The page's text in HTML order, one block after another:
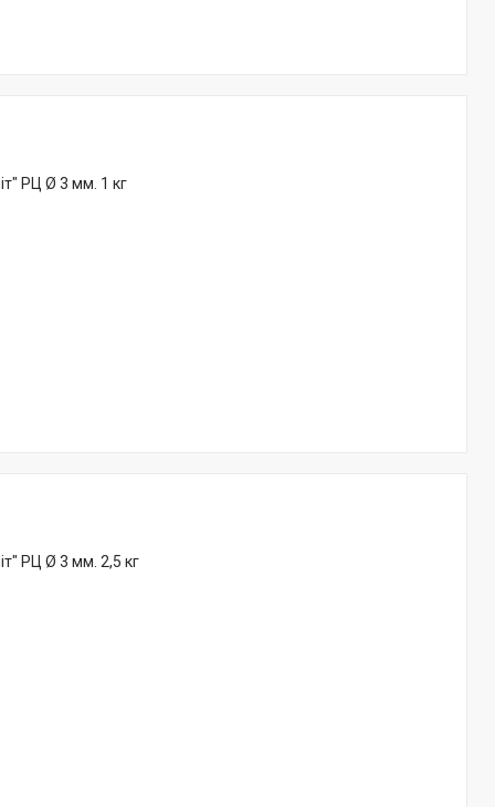
РЦ Ø 3 мм. 1 кг
РЦ Ø 3 мм. 2,5 кг